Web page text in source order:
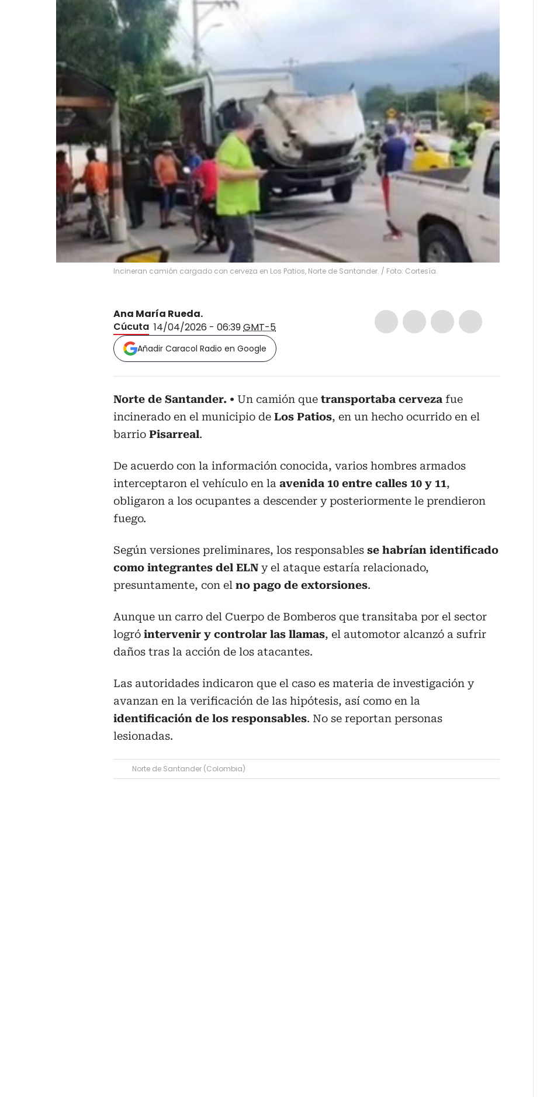
Incineran camión cargado con cerveza en Los Patios, Norte de Santander. / Foto: Cortesía.
Ana María Rueda.
Cúcuta 14/04/2026 - 06:39GMT-5
Añadir Caracol Radio en Google
Norte de Santander. Un camión que transportaba cerveza fue
incinerado en el municipio de Los Patios, en un hecho ocurrido en el
barrio Pisarreal.
De acuerdo con la información conocida, varios hombres armados
interceptaron el vehículo en la avenida 10 entre calles 10 y 11,
obligaron a los ocupantes a descender y posteriormente le prendieron
fuego.
Según versiones preliminares, los responsables se habrían identificado
como integrantes del ELN y el ataque estaría relacionado,
presuntamente, con el no pago de extorsiones.
Aunque un carro del Cuerpo de Bomberos que transitaba por el sector
logró intervenir y controlar las llamas, el automotor alcanzó a sufrir
daños tras la acción de los atacantes.
Las autoridades indicaron que el caso es materia de investigación y
avanzan en la verificación de las hipótesis, así como en la
identificación de los responsables. No se reportan personas
lesionadas.
Norte de Santander (Colombia)